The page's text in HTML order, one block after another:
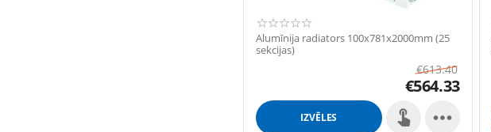
Alumīnija radiators 100x781x2000mm (25
sekcijas)
€613.40
€564.33
IZVĒLES 